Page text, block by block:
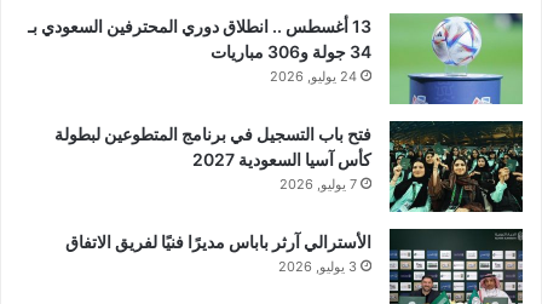
13 أغسطس .. انطلاق دوري المحترفين السعودي بـ
34 جولة و306 مباريات
24 يوليو, 2026
فتح باب التسجيل في برنامج المتطوعين لبطولة
كأس آسيا السعودية 2027
7 يوليو, 2026
الأسترالي آرثر باباس مديرًا فنيًا لفريق الاتفاق
3 يوليو, 2026